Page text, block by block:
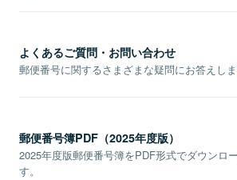
よくあるご質問・お問い合わせ
郵便番号に関するさまざまな疑問にお答えしま
郵便番号簿PDF（2025年度版）
2025年度版郵便番号簿をPDF形式でダウンロ
す。